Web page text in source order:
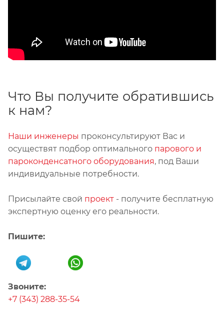
Что Вы получите обратившись
к нам?
Наши инженеры проконсультируют Вас и
осуществят подбор оптимального парового и
пароконденсатного оборудования, под Ваши
индивидуальные потребности.
Присылайте свой проект - получите бесплатную
экспертную оценку его реальности.
Пишите:
Звоните:
+7 (343) 288-35-54